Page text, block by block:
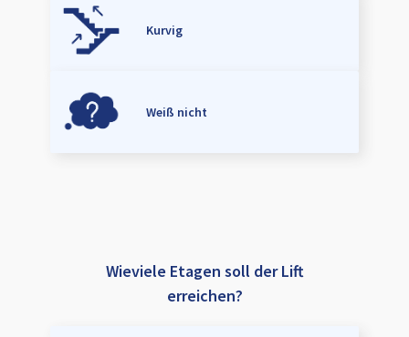
Kurvig
Weiß nicht
Wieviele Etagen soll der Lift
erreichen?